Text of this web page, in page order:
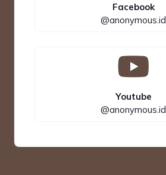
Facebook
@anonymous.id
Youtube
@anonymous.id